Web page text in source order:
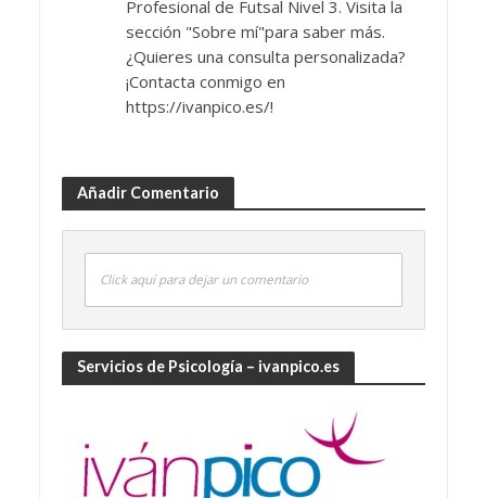
Profesional de Futsal Nivel 3. Visita la
sección "Sobre mí"para saber más.
¿Quieres una consulta personalizada?
¡Contacta conmigo en
https://ivanpico.es/!
Añadir Comentario
Click aquí para dejar un comentario
Servicios de Psicología – ivanpico.es